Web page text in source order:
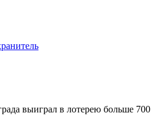
выиграл в лотерею больше 700